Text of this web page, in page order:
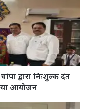
द्वारा निःशुल्क दंत
आयोजन